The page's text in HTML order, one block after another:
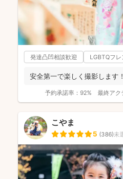
発達凸凹相談歓迎 LGBTQフレ
安全第一で楽しく撮影します！
予約承諾率： 92% 最終アク
こやま
5 (386)未